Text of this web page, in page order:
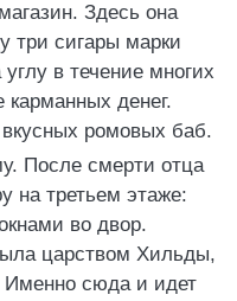
Здесь она
три сигары марки
в течение многих
карманных денег.
ромовых баб.
После смерти отца
на третьем этаже:
во двор.
царством Хильды,
Именно сюда и идет